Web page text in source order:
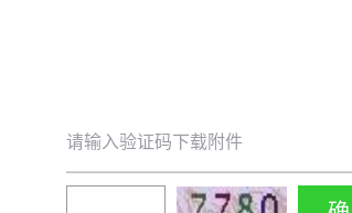
请输入验证码下载附件